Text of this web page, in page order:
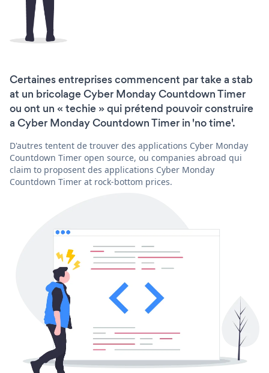
Certaines entreprises commencent par take a stab
at un bricolage Cyber Monday Countdown Timer
ou ont un « techie » qui prétend pouvoir construire
a Cyber Monday Countdown Timer in 'no time'.
D'autres tentent de trouver des applications Cyber Monday
Countdown Timer open source, ou companies abroad qui
claim to proposent des applications Cyber Monday
Countdown Timer at rock-bottom prices.